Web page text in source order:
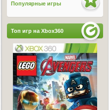
Популярные игры
Топ игр на Xbox360